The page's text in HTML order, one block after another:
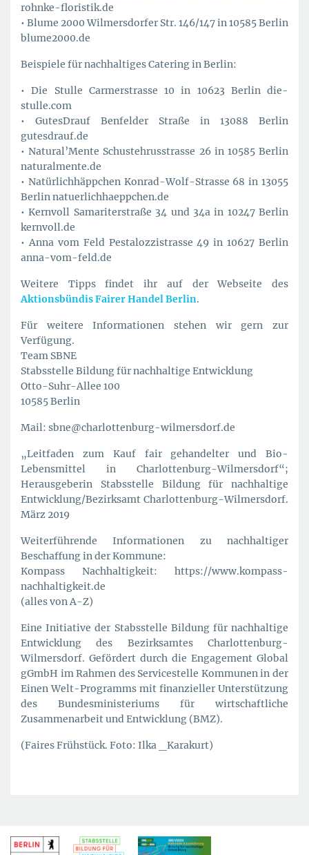
rohnke-floristik.de
• Blume 2000 Wilmersdorfer Str. 146/147 in 10585 Berlin
blume2000.de
Beispiele für nachhaltiges Catering in Berlin:
• Die Stulle Carmerstrasse 10 in 10623 Berlin die-
stulle.com
• GutesDrauf Benfelder Straße in 13088 Berlin
gutesdrauf.de
• Natural’Mente Schustehrusstrasse 26 in 10585 Berlin
naturalmente.de
• Natürlichhäppchen Konrad-Wolf-Strasse 68 in 13055
Berlin natuerlichhaeppchen.de
• Kernvoll Samariterstraße 34 und 34a in 10247 Berlin
kernvoll.de
• Anna vom Feld Pestalozzistrasse 49 in 10627 Berlin
anna-vom-feld.de
Weitere Tipps findet ihr auf der Webseite des
Aktionsbündis Fairer Handel Berlin.
Für weitere Informationen stehen wir gern zur
Verfügung.
Team SBNE
Stabsstelle Bildung für nachhaltige Entwicklung
Otto-Suhr-Allee 100
10585 Berlin
Mail: sbne@charlottenburg-wilmersdorf.de
„Leitfaden zum Kauf fair gehandelter und Bio-
Lebensmittel in Charlottenburg-Wilmersdorf“;
Herausgeberin Stabsstelle Bildung für nachhaltige
Entwicklung/Bezirksamt Charlottenburg-Wilmersdorf.
März 2019
Weiterführende Informationen zu nachhaltiger
Beschaffung in der Kommune:
Kompass Nachhaltigkeit: https://www.kompass-
nachhaltigkeit.de
(alles von A-Z)
Eine Initiative der Stabsstelle Bildung für nachhaltige
Entwicklung des Bezirksamtes Charlottenburg-
Wilmersdorf. Gefördert durch die Engagement Global
gGmbH im Rahmen des Servicestelle Kommunen in der
Einen Welt-Programms mit finanzieller Unterstützung
des Bundesministeriums für wirtschaftliche
Zusammenarbeit und Entwicklung (BMZ).
(Faires Frühstück. Foto: Ilka _Karakurt)